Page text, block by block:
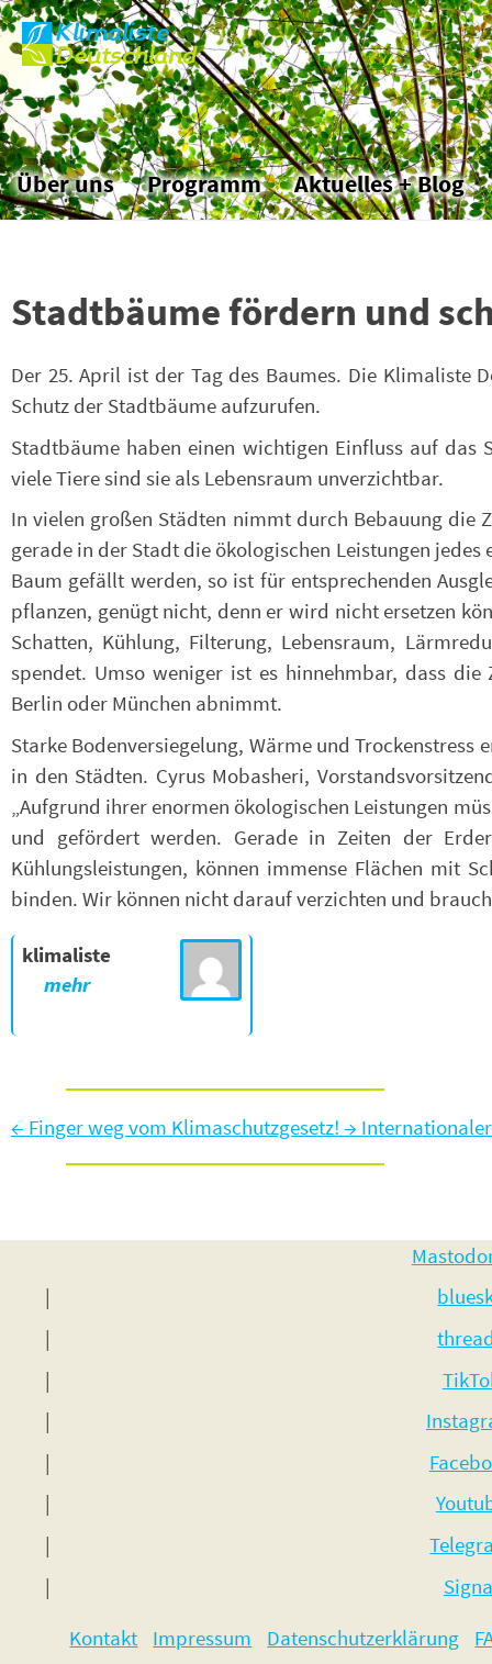
Skip
to
the
content
Klimaliste
Deutschland
Über uns Programm Aktuelles + Blog
Stadtbäume fördern und
Der 25. April ist der Tag des Baumes. Die Klimaliste
Schutz der Stadtbäume aufzurufen.
Stadtbäume haben einen wichtigen Einfluss auf
viele Tiere sind sie als Lebensraum unverzichtbar.
In vielen großen Städten nimmt durch Bebauung die
gerade in der Stadt die ökologischen Leistungen jedes
Baum gefällt werden, so ist für entsprechenden
pflanzen, genügt nicht, denn er wird nicht ersetzen
Schatten, Kühlung, Filterung, Lebensraum,
spendet. Umso weniger ist es hinnehmbar, dass
Berlin oder München abnimmt.
Starke Bodenversiegelung, Wärme und Trockenstress
in den Städten. Cyrus Mobasheri,
„Aufgrund ihrer enormen ökologischen Leistungen
und gefördert werden. Gerade in Zeiten der
Kühlungsleistungen, können immense Flächen mit
binden. Wir können nicht darauf verzichten und
klimaliste
← Finger weg vom Klimaschutzgesetz! →
Kontakt
Impressum Datenschutzerklärung